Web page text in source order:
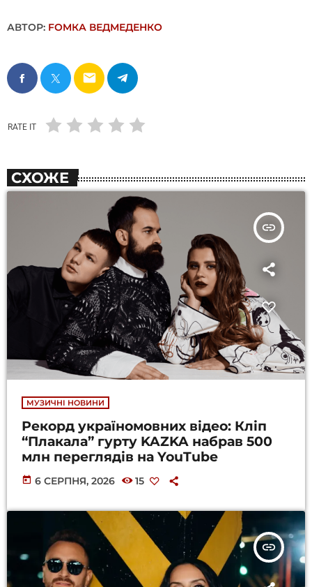
АВТОР: FОMКА ВЕДМЕДЕНКО
email
RATE IT
СХОЖЕ
insert_link
МУЗИЧНІ НОВИНИ
Рекорд україномовних відео: Кліп
“Плакала” гурту KAZKA набрав 500
млн переглядів на YouTube
today 6 СЕРПНЯ, 2026 15
insert_link